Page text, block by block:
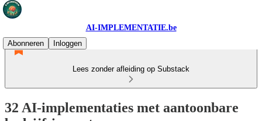
AI-IMPLEMENTATIE.be
Abonneren
Inloggen
Lees zonder afleiding op Substack
32 AI-implementaties met aantoonbare